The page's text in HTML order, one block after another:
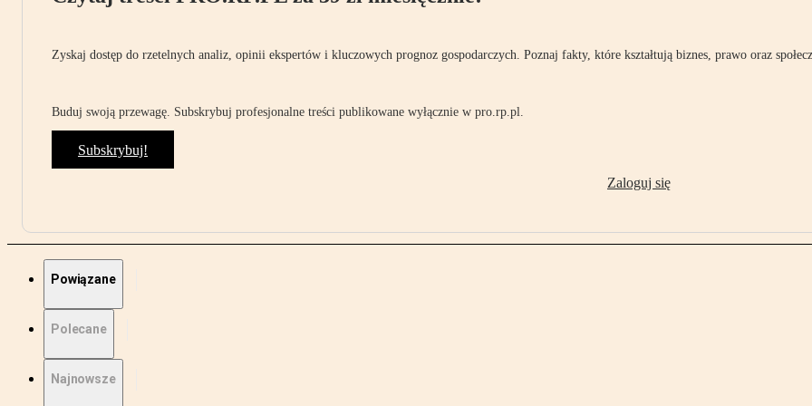
Zyskaj dostęp do rzetelnych analiz, opinii ekspertów i kluczowych prognoz gospodarczych. Poznaj fakty, które kształtują biznes, prawo oraz
Buduj swoją przewagę. Subskrybuj profesjonalne treści publikowane wyłącznie w pro.rp.pl.
Subskrybuj!
Zaloguj się
Powiązane
Polecane
Najnowsze